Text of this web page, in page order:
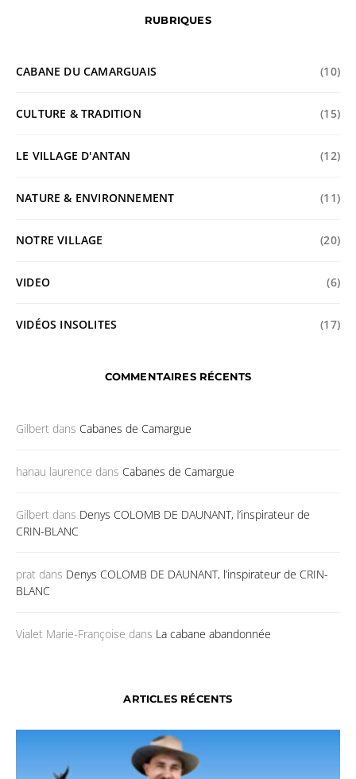
RUBRIQUES
CABANE DU CAMARGUAIS (10)
CULTURE & TRADITION (15)
LE VILLAGE D'ANTAN (12)
NATURE & ENVIRONNEMENT (11)
NOTRE VILLAGE (20)
VIDEO (6)
VIDÉOS INSOLITES (17)
COMMENTAIRES RÉCENTS
Gilbert dans Cabanes de Camargue
hanau laurence dans Cabanes de Camargue
Gilbert dans Denys COLOMB DE DAUNANT, l’inspirateur de
CRIN-BLANC
prat dans Denys COLOMB DE DAUNANT, l’inspirateur de CRIN-
BLANC
Vialet Marie-Françoise dans La cabane abandonnée
ARTICLES RÉCENTS